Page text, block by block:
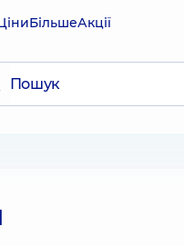
БільшеАкції